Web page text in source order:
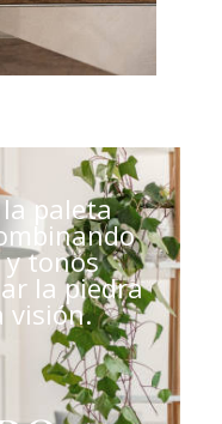
paleta
tonos
la piedra
visión.